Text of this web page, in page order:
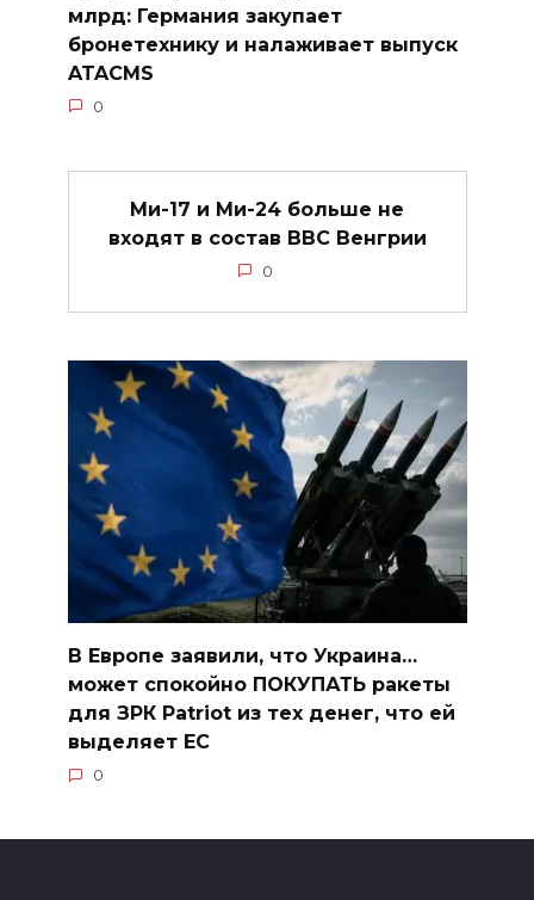
млрд: Германия закупает
бронетехнику и налаживает выпуск
ATACMS
0
Ми-17 и Ми-24 больше не
входят в состав ВВС Венгрии
0
В Европе заявили, что Украина…
может спокойно ПОКУПАТЬ ракеты
для ЗРК Patriot из тех денег, что ей
выделяет ЕС
0